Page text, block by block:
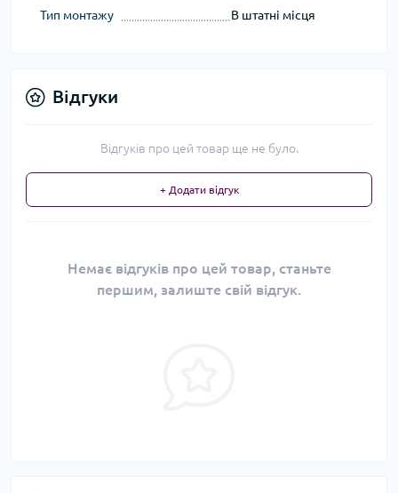
Тип монтажу В штатні місця
Відгуки
Відгуків про цей товар ще не було.
+ Додати відгук
Немає відгуків про цей товар, станьте
першим, залиште свій відгук.